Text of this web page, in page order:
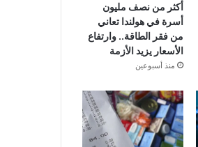
أكثر من نصف مليون
أسرة في هولندا تعاني
من فقر الطاقة.. وارتفاع
الأسعار يزيد الأزمة
منذ أسبوعين